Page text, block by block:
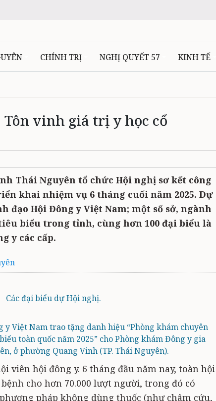
CHÍNH TRỊ NGHỊ QUYẾT 57 KINH TẾ
vinh giá trị y học cổ
Thái Nguyên tổ chức Hội nghị sơ kết công
khai nhiệm vụ 6 tháng cuối năm 2025. Dự
đạo Hội Đông y Việt Nam; một số sở, ngành
biểu trong tỉnh, cùng hơn 100 đại biểu là
y các cấp.
Các đại biểu dự Hội nghị.
Việt Nam trao tặng danh hiệu “Phòng khám chuyên
toàn quốc năm 2025” cho Phòng khám Đông y gia
ở phường Quang Vinh (TP. Thái Nguyên).
viên hội đông y. 6 tháng đầu năm nay, toàn hội
cho hơn 70.000 lượt người, trong đó có
pháp không dùng thuốc (như châm cứu,